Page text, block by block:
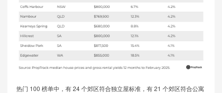
热门 1​​00 榜单中，有 24 个郊区符合独立屋标准，有 21 个郊区符合公寓